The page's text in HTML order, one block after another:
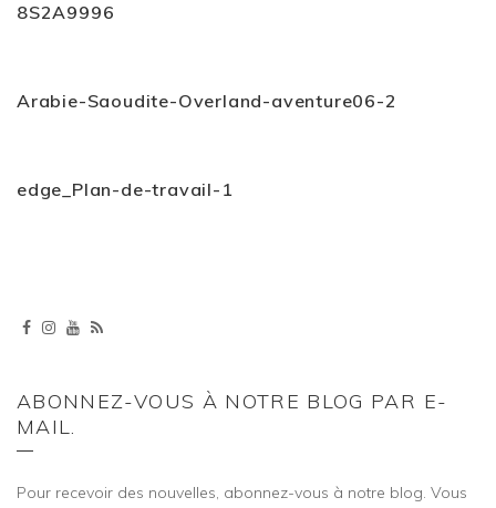
8S2A9996
Arabie-Saoudite-Overland-aventure06-2
edge_Plan-de-travail-1
ABONNEZ-VOUS À NOTRE BLOG PAR E-
MAIL.
Pour recevoir des nouvelles, abonnez-vous à notre blog. Vous